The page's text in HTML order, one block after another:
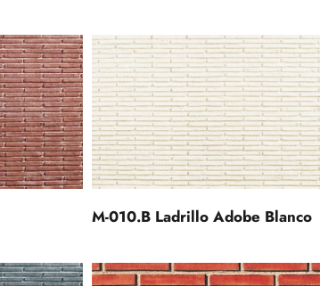
M-010.B Ladrillo Adobe Blanco